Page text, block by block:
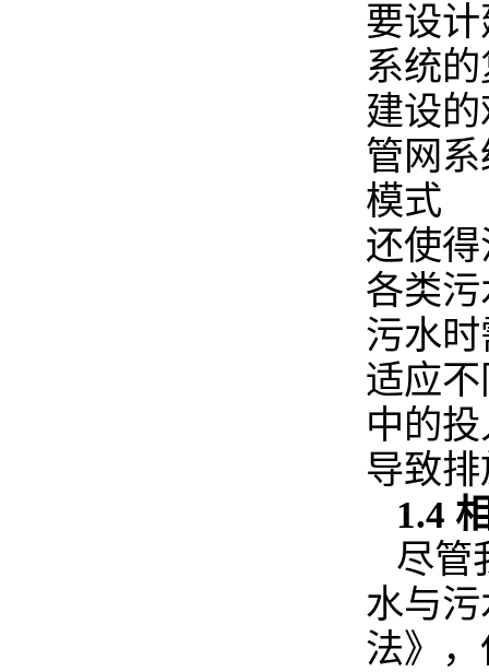
要设
系统
建设
管网
模式
还使
各类
污水
适应
中的
导致
1.4
尽管
水与
法》